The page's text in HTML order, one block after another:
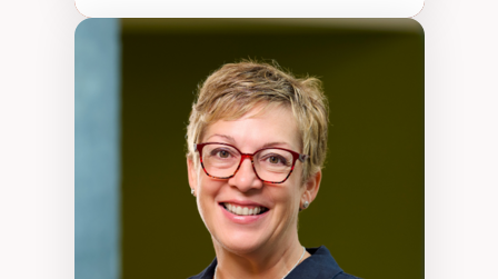
Théories du développement
Économie politique comparée
Élites économiques
Sociologie économique
Extractivisme
Classes sociales
Mouvements sociaux
Théories de l’État